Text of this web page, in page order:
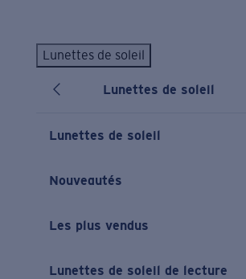
Lunettes de soleil
Lunettes de soleil
Lunettes de soleil
Nouveautés
Les plus vendus
Lunettes de soleil de lecture
Nouveau